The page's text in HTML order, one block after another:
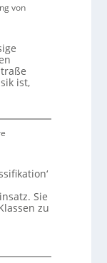
von
ist,
Sie
zu